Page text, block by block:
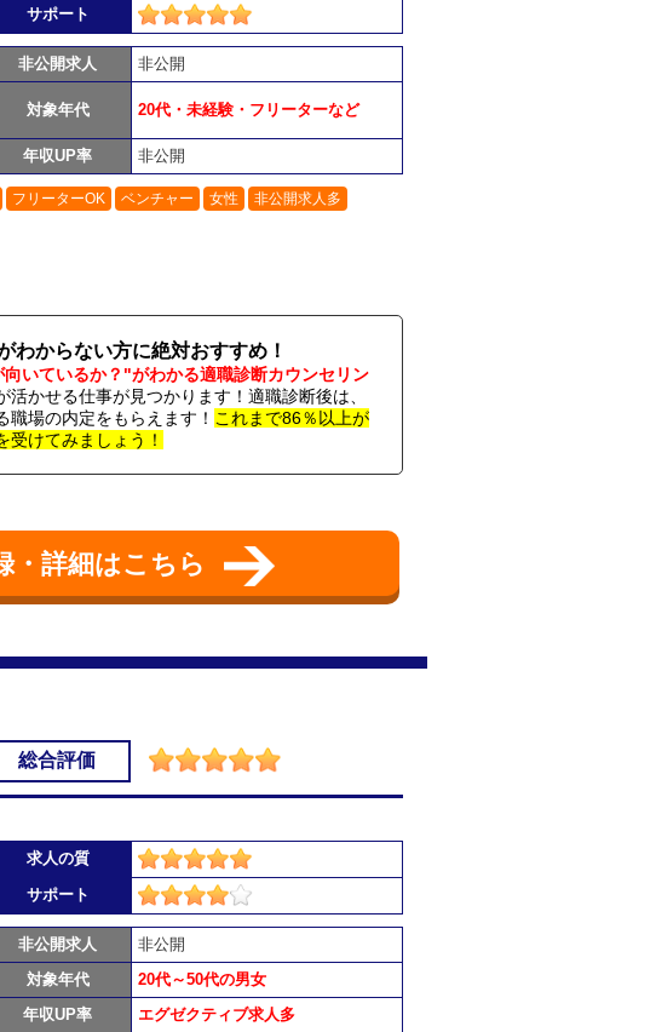
サポート
非公開求人 非公開
対象年代 20代・未経験・フリーターなど
年収UP率 非公開
フリーターOK ベンチャー 女性
非公開求人多
わからない方に絶対おすすめ！
いているか？"がわかる適職診断カウンセリン
かせる仕事が見つかります！適職診断後は、
場の内定をもらえます！ これまで86％以上が
けてみましょう！
・詳細はこちら
総合評価
求人の質
サポート
非公開求人
非公開
対象年代
20代～50代の男女
年収UP率 エグゼクティブ求人多